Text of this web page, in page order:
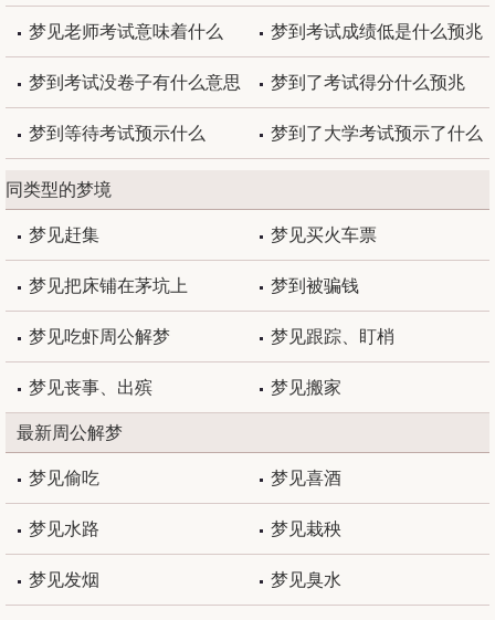
事
梦见老师考试意味着什么 梦到考试成绩低是什么预兆
梦到考试没卷子有什么意思
吗
梦到了考试得分什么预兆
梦到等待考试预示什么 梦到了大学考试预示了什么
同类型的梦境
梦见赶集 梦见买火车票
梦见把床铺在茅坑上 梦到被骗钱
梦见吃虾周公解梦 梦见跟踪、盯梢
梦见丧事、出殡 梦见搬家
最新周公解梦
梦见偷吃 梦见喜酒
梦见水路 梦见栽秧
梦见发烟 梦见臭水